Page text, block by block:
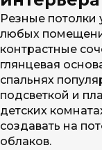
Резные потолки
любых
контрастные
глянцевая
спальнях
подсветкой и
детских
создавать на
облаков.